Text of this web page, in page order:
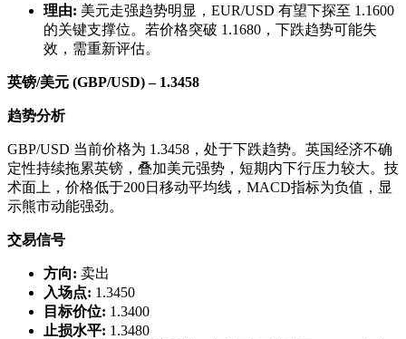
理由: 美元走强趋势明显，EUR/USD 有望下探至 1.1600
的关键支撑位。若价格突破 1.1680，下跌趋势可能失
效，需重新评估。
英镑/美元 (GBP/USD) – 1.3458
趋势分析
GBP/USD 当前价格为 1.3458，处于下跌趋势。英国经济不确
定性持续拖累英镑，叠加美元强势，短期内下行压力较大。技
术面上，价格低于200日移动平均线，MACD指标为负值，显
示熊市动能强劲。
交易信号
方向: 卖出
入场点: 1.3450
目标价位: 1.3400
止损水平: 1.3480